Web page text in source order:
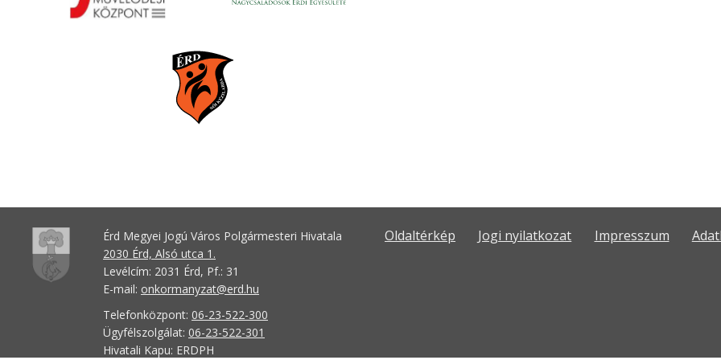
Érd Megyei Jogú Város Polgármesteri Hivatala
2030 Érd, Alsó utca 1.
Levélcím: 2031 Érd, Pf.: 31
E-mail: onkormanyzat@erd.hu
Telefonközpont: 06-23-522-300
Ügyfélszolgálat: 06-23-522-301
Hivatali Kapu: ERDPH
Oldaltérkép Jogi nyilatkozat Impresszum